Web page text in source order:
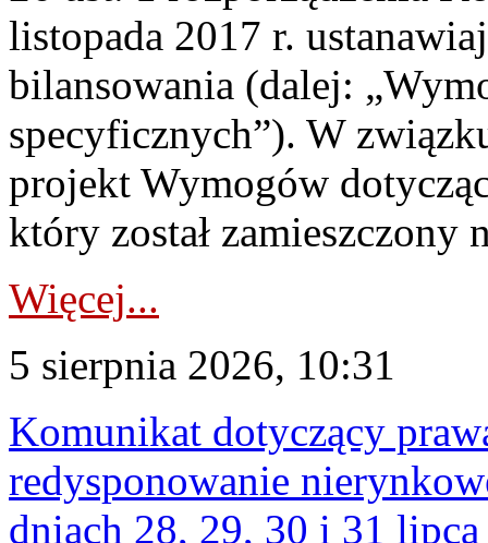
listopada 2017 r.
bilansowania (dalej:
specyficznych”). W
projekt Wymogów
który został zamieszczony
Więcej...
5 sierpnia 2026, 10:31
Komunikat dotyczący
redysponowanie
dniach 28, 29, 30 i 31